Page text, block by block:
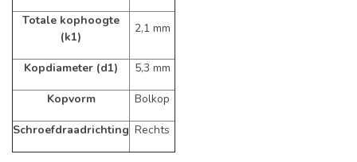
Totale kophoogte
(k1)
2,1 mm
Kopdiameter (d1) 5,3 mm
Kopvorm Bolkop
Schroefdraadrichting Rechts